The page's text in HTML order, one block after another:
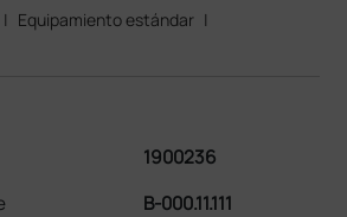
| Equipamiento estándar |
1900236
B-000.11.111